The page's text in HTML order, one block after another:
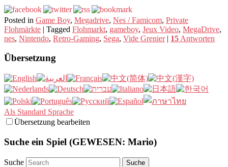
Posted in Game Boy, Megadrive, Nes / Famicom, Private
Flohmärkte | Tagged Flohmarkt, gameboy, Jeux Video, MegaDrive,
nes, Nintendo, Retro-Gaming, Sega, Vide Grenier | 15 Antworten
Übersetzung
Als Standard Sprache
Übersetzung bearbeiten
Suche ein Spiel (GEWESEN: Mario)
Suche